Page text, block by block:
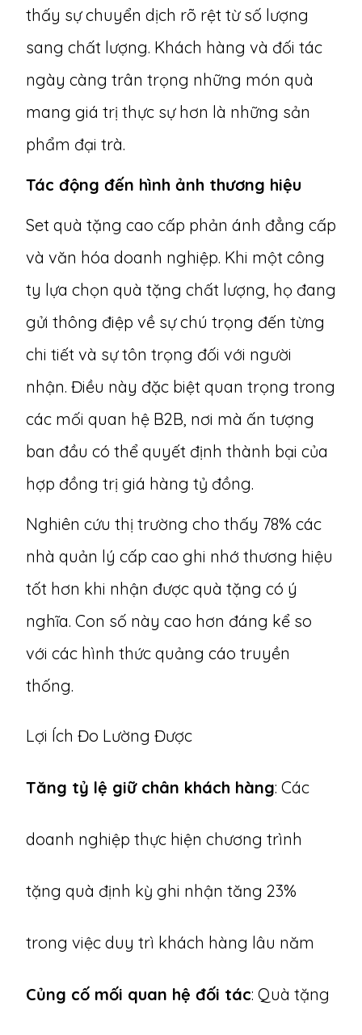
thấy sự chuyển dịch rõ rệt từ số lượng
sang chất lượng. Khách hàng và đối tác
ngày càng trân trọng những món quà
mang giá trị thực sự hơn là những sản
phẩm đại trà.
Tác động đến hình ảnh thương hiệu
Set quà tặng cao cấp phản ánh đẳng cấp
và văn hóa doanh nghiệp. Khi một công
ty lựa chọn quà tặng chất lượng, họ đang
gửi thông điệp về sự chú trọng đến từng
chi tiết và sự tôn trọng đối với người
nhận. Điều này đặc biệt quan trọng trong
các mối quan hệ B2B, nơi mà ấn tượng
ban đầu có thể quyết định thành bại của
hợp đồng trị giá hàng tỷ đồng.
Nghiên cứu thị trường cho thấy 78% các
nhà quản lý cấp cao ghi nhớ thương hiệu
tốt hơn khi nhận được quà tặng có ý
nghĩa. Con số này cao hơn đáng kể so
với các hình thức quảng cáo truyền
thống.
Lợi Ích Đo Lường Được
Tăng tỷ lệ giữ chân khách hàng: Các
doanh nghiệp thực hiện chương trình
tặng quà định kỳ ghi nhận tăng 23%
trong việc duy trì khách hàng lâu năm
Củng cố mối quan hệ đối tác: Quà tặng